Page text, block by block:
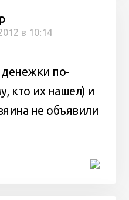
в 10:14
денежки по-
кто их нашел) и
не объявили